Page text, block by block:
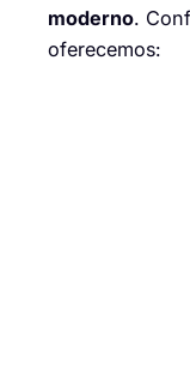
moderno.
oferecemos: